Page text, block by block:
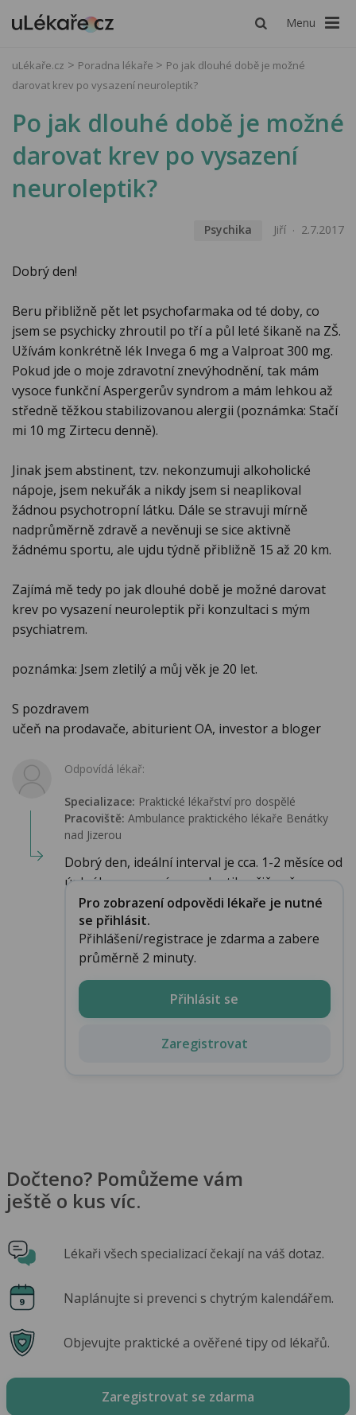
Menu
uLékaře.cz Poradna lékaře
Po jak dlouhé době je možné
darovat krev po vysazení neuroleptik?
Po jak dlouhé době je možné
darovat krev po vysazení
neuroleptik?
Psychika Jiří 2.7.2017
Dobrý den!
Beru přibližně pět let psychofarmaka od té doby, co
jsem se psychicky zhroutil po tří a půl leté šikaně na ZŠ.
Užívám konkrétně lék Invega 6 mg a Valproat 300 mg.
Pokud jde o moje zdravotní znevýhodnění, tak mám
vysoce funkční Aspergerův syndrom a mám lehkou až
středně těžkou stabilizovanou alergii (poznámka: Stačí
mi 10 mg Zirtecu denně).
Jinak jsem abstinent, tzv. nekonzumuji alkoholické
nápoje, jsem nekuřák a nikdy jsem si neaplikoval
žádnou psychotropní látku. Dále se stravuji mírně
nadprůměrně zdravě a nevěnuji se sice aktivně
žádnému sportu, ale ujdu týdně přibližně 15 až 20 km.
Zajímá mě tedy po jak dlouhé době je možné darovat
krev po vysazení neuroleptik při konzultaci s mým
psychiatrem.
poznámka: Jsem zletilý a můj věk je 20 let.
S pozdravem
učeň na prodavače, abiturient OA, investor a bloger
Odpovídá lékař:
Specializace: Praktické lékařství pro dospělé
Pracoviště: Ambulance praktického lékaře Benátky
nad Jizerou
Dobrý den, ideální interval je cca. 1-2 měsíce od
úplného vysazení neuroleptik, přičemž p...
Pro zobrazení odpovědi lékaře je nutné
se přihlásit.
Přihlášení/registrace je zdarma a zabere
průměrně 2 minuty.
Přihlásit se
Zaregistrovat
Dočteno? Pomůžeme vám
ještě o kus víc.
Lékaři všech specializací čekají na váš dotaz.
Naplánujte si prevenci s chytrým kalendářem.
Objevujte praktické a ověřené tipy od lékařů.
Zaregistrovat se zdarma